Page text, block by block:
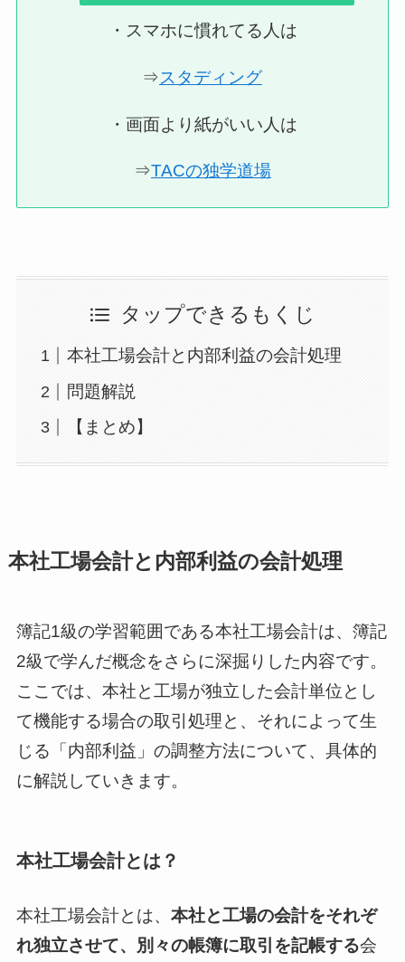
・スマホに慣れてる人は
⇒スタディング
・画面より紙がいい人は
⇒TACの独学道場
タップできるもくじ
本社工場会計と内部利益の会計処理
問題解説
【まとめ】
本社工場会計と内部利益の会計処理
簿記1級の学習範囲である本社工場会計は、簿記
2級で学んだ概念をさらに深掘りした内容です。
ここでは、本社と工場が独立した会計単位とし
て機能する場合の取引処理と、それによって生
じる「内部利益」の調整方法について、具体的
に解説していきます。
本社工場会計とは？
本社工場会計とは、 本社と工場の会計をそれぞ
れ独立させて、別々の帳簿に取引を記帳する会